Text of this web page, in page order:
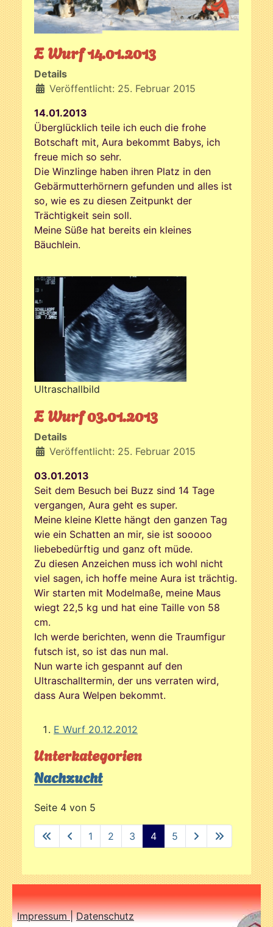
E Wurf 14.01.2013
Details
Veröffentlicht: 25. Februar 2015
14.01.2013
Überglücklich teile ich euch die frohe
Botschaft mit, Aura bekommt Babys, ich
freue mich so sehr.
Die Winzlinge haben ihren Platz in den
Gebärmutterhörnern gefunden und alles ist
so, wie es zu diesen Zeitpunkt der
Trächtigkeit sein soll.
Meine Süße hat bereits ein kleines
Bäuchlein.
Ultraschallbild
E Wurf 03.01.2013
Details
Veröffentlicht: 25. Februar 2015
03.01.2013
Seit dem Besuch bei Buzz sind 14 Tage
vergangen, Aura geht es super.
Meine kleine Klette hängt den ganzen Tag
wie ein Schatten an mir, sie ist sooooo
liebebedürftig und ganz oft müde.
Zu diesen Anzeichen muss ich wohl nicht
viel sagen, ich hoffe meine Aura ist trächtig.
Wir starten mit Modelmaße, meine Maus
wiegt 22,5 kg und hat eine Taille von 58
cm.
Ich werde berichten, wenn die Traumfigur
futsch ist, so ist das nun mal.
Nun warte ich gespannt auf den
Ultraschalltermin, der uns verraten wird,
dass Aura Welpen bekommt.
E Wurf 20.12.2012
Unterkategorien
Nachzucht
Seite 4 von 5
1 2 3 4 5
Impressum|Datenschutz